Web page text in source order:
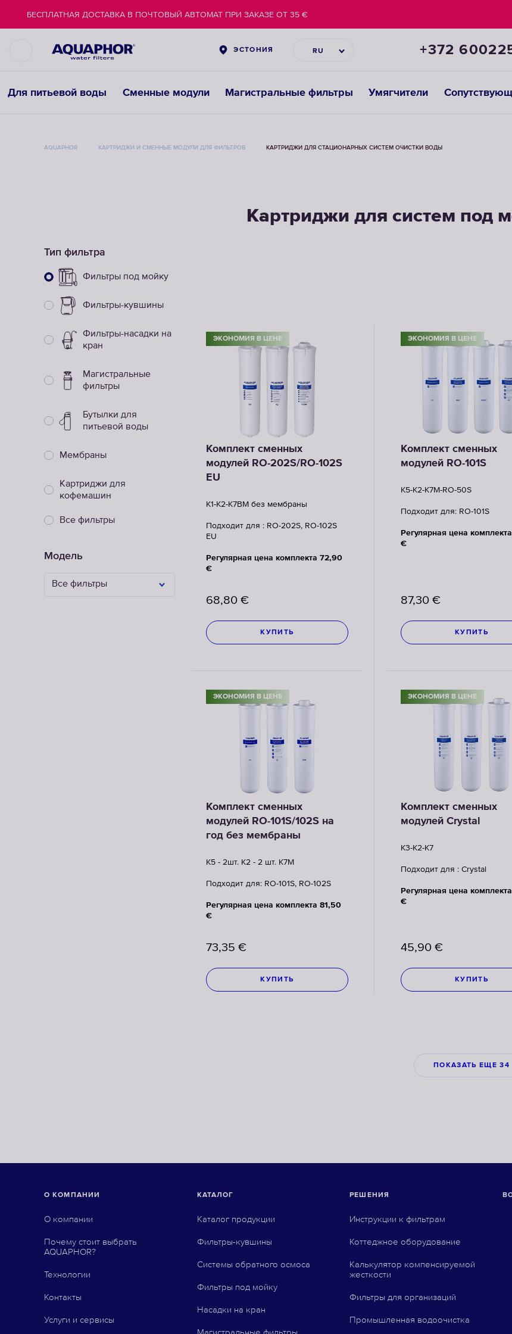
ЭСТОНИЯ RU +372
Для питьевой воды Сменные модули Магистральные фильтры Умягчители
БЕСПЛАТНАЯ ДОСТАВКА В ПОЧТОВЫЙ АВТОМАТ ПРИ ЗАКАЗЕ ОТ 35 €
AQUAPHOR КАРТРИДЖИ И СМЕННЫЕ МОДУЛИ ДЛЯ ФИЛЬТРОВ КАРТРИДЖИ ДЛЯ СТАЦИОНАРНЫХ СИСТЕМ ОЧИСТКИ ВОДЫ
Картриджи для систем под
Тип фильтра
Фильтры под мойку
Фильтры-кувшины
Фильтры-насадки на
кран
Магистральные
фильтры
Бутылки для
питьевой воды
Мембраны
Картриджи для
кофемашин
Все фильтры
Модель
Все фильтры
ЭКОНОМИЯ В ЦЕНЕ
Комплект сменных
модулей RO-202S/RO-102S
EU
K1-К2-К7BM без мембраны
Подходит для : RO-202S, RO-102S
EU
Регулярная цена комплекта 72,90
€
68,80 €
КУПИТЬ
ЭКОНОМИЯ В ЦЕНЕ
Комплект сменных
модулей RO-101S
K5-К2-К7M-RO-50S
Подходит для: RO-101S
Регулярная цена
€
87,30 €
КУПИТЬ
ЭКОНОМИЯ В ЦЕНЕ
Комплект сменных
модулей RO-101S/102S на
год без мембраны
K5 - 2шт. K2 - 2 шт. K7M
Подходит для: RO-101S, RO-102S
Регулярная цена комплекта 81,50
€
73,35 €
КУПИТЬ
ЭКОНОМИЯ В ЦЕНЕ
Комплект сменных
модулей Crystal
K3-K2-K7
Подходит для : Crystal
Регулярная цена
€
45,90 €
КУПИТЬ
ПОКАЗАТЬ ЕЩЕ 34
О КОМПАНИИ
О компании
Почему стоит выбрать
AQUAPHOR?
Технологии
Контакты
Услуги и сервисы
КАТАЛОГ
Каталог продукции
Фильтры-кувшины
Системы обратного осмоса
Фильтры под мойку
Насадки на кран
Магистральные фильтры
РЕШЕНИЯ
Инструкции к фильтрам
Коттеджное оборудование
Калькулятор компенсируемой
жесткости
Фильтры для организаций
Промышленная водоочистка